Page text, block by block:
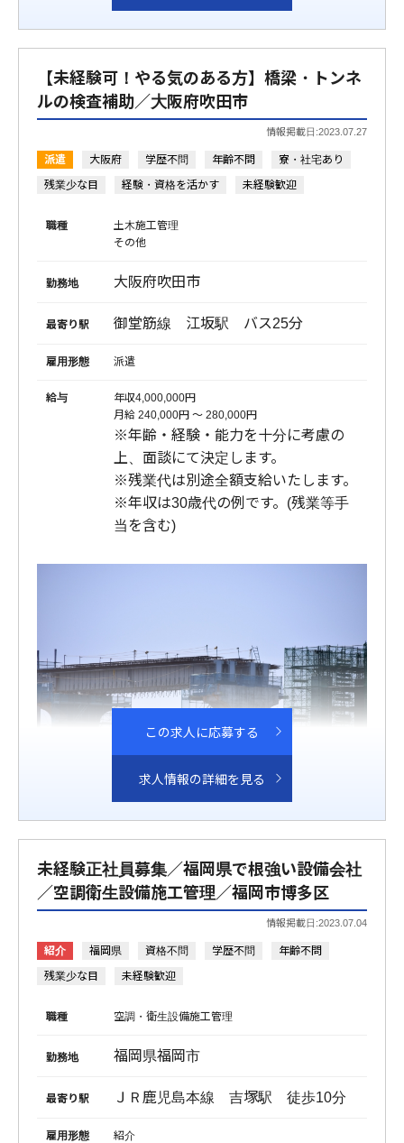
【未経験可！やる気のある方】橋梁・トンネ
ルの検査補助／大阪府吹田市
情報掲載日:2023.07.27
派遣 大阪府 学歴不問 年齢不問
寮・社宅あり
残業少な目
経験・資格を活かす 未経験歓迎
職種
土木施工管理
その他
勤務地 大阪府吹田市
最寄り駅 御堂筋線 江坂駅 バス25分
雇用形態 派遣
給与
年収4,000,000円
月給 240,000円 〜 280,000円
※年齢・経験・能力を十分に考慮の
上、面談にて決定します。
※残業代は別途全額支給いたします。
※年収は30歳代の例です。(残業等手
当を含む)
この求人に応募する
求人情報の詳細を見る
未経験正社員募集／福岡県で根強い設備会社
／空調衛生設備施工管理／福岡市博多区
情報掲載日:2023.07.04
紹介 福岡県 資格不問 学歴不問
年齢不問
残業少な目
未経験歓迎
職種 空調・衛生設備施工管理
勤務地 福岡県福岡市
最寄り駅 ＪＲ鹿児島本線 吉塚駅 徒歩10分
雇用形態 紹介